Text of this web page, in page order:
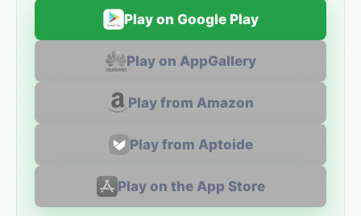
Play on Google Play
Play on AppGallery
Play from Amazon
Play from Aptoide
Play on the App Store